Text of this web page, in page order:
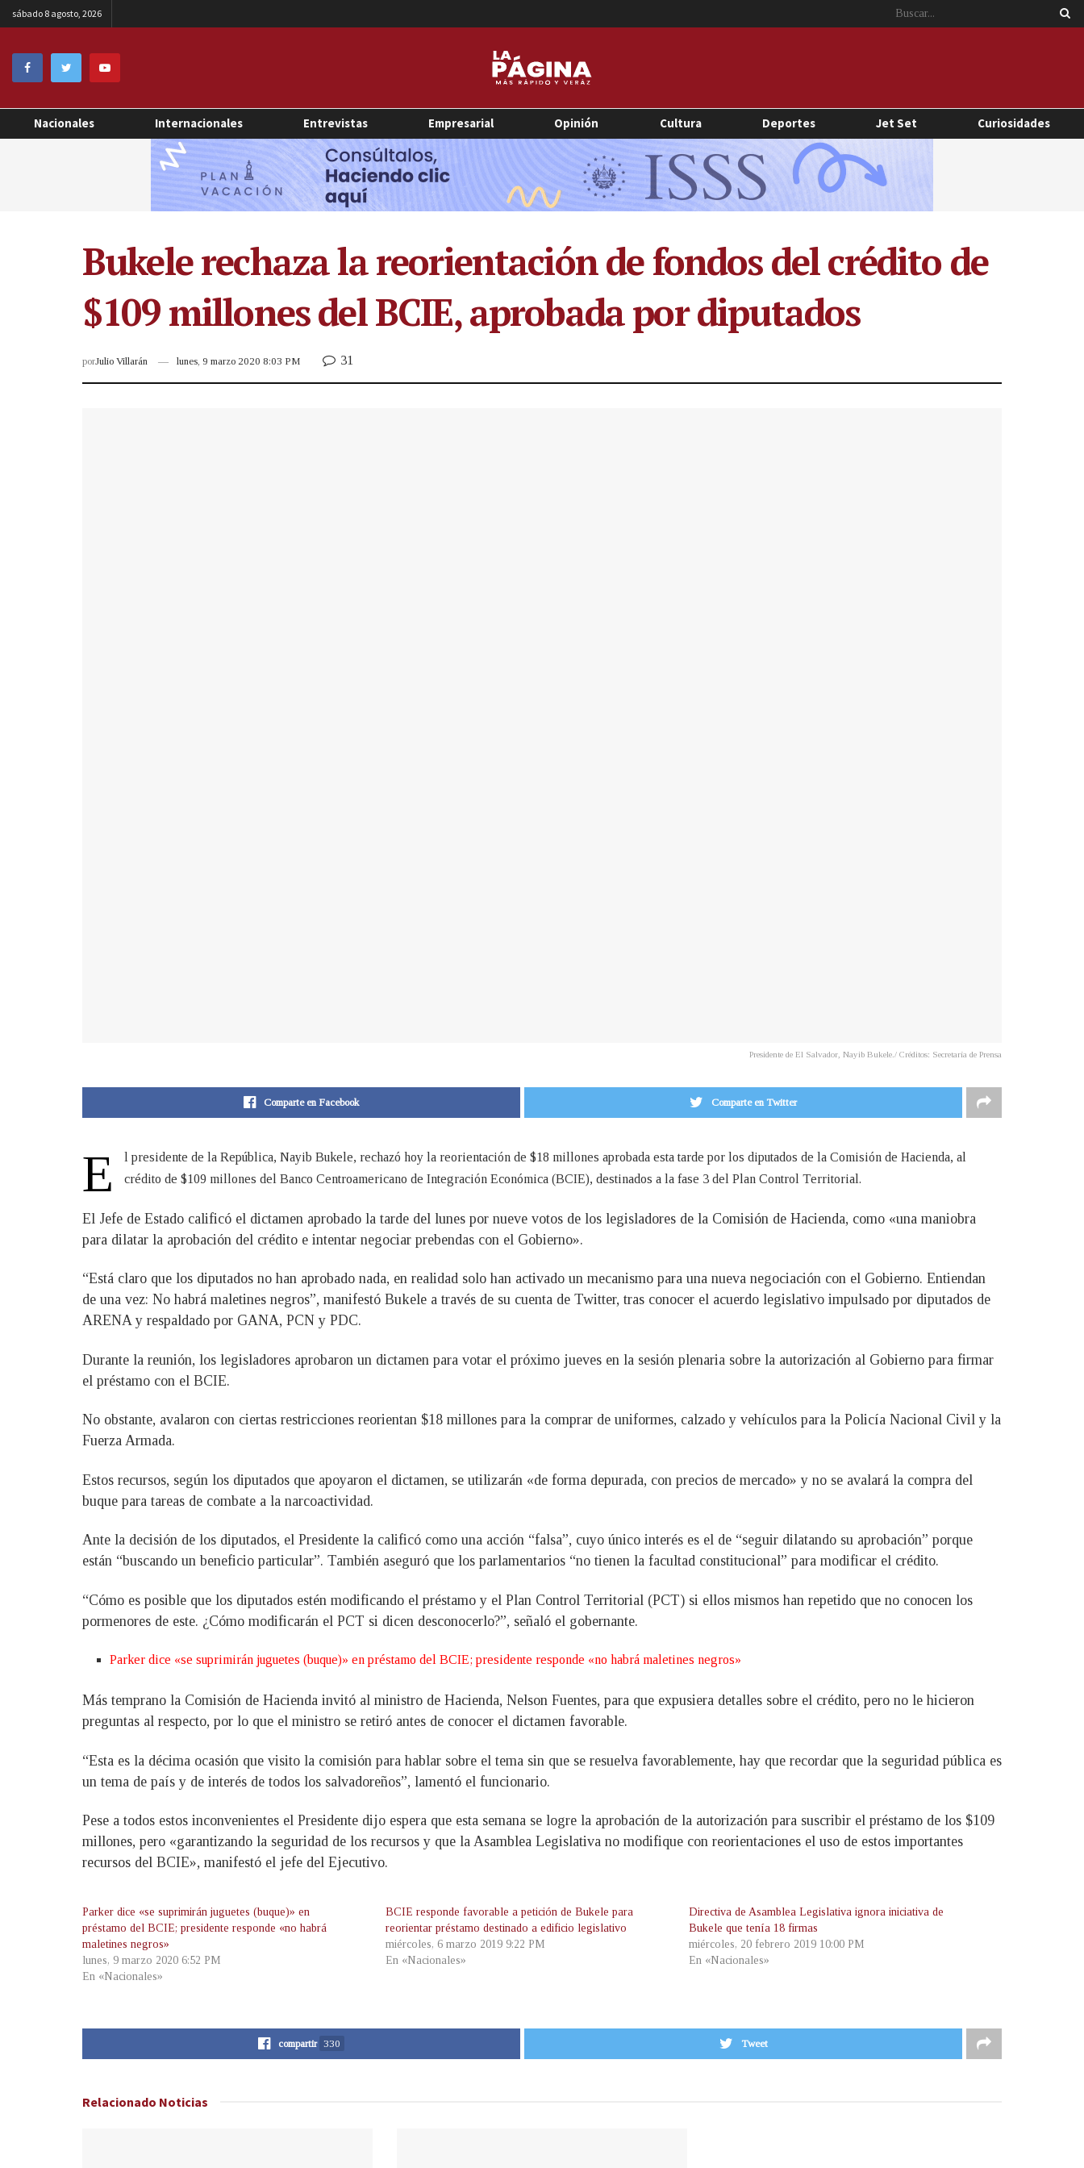
sábado 8 agosto, 2026
Nacionales Internacionales Entrevistas Empresarial Opinión Cultura Deportes Jet Set Curiosidades
Bukele rechaza la reorientación de fondos del crédito de
$109 millones del BCIE, aprobada por diputados
porJulio Villarán lunes, 9 marzo 2020 8:03 PM 31
Presidente de El Salvador, Nayib Bukele./ Créditos: Secretaría de Prensa
Comparte en Facebook Comparte en Twitter
E
​l presidente de la República, Nayib Bukele, rechazó hoy la reorientación de $18 millones aprobada esta tarde por los diputados de la Comisión de Hacienda, al
crédito de $109 millones del Banco Centroamericano de Integración Económica (BCIE), destinados a la fase 3 del Plan Control Territorial.
El Jefe de Estado calificó el dictamen aprobado la tarde del lunes por nueve votos de los legisladores de la Comisión de Hacienda, como «una maniobra
para dilatar la aprobación del crédito e intentar negociar prebendas con el Gobierno».
“Está claro que los diputados no han aprobado nada, en realidad solo han activado un mecanismo para una nueva negociación con el Gobierno. Entiendan
de una vez: No habrá maletines negros”, manifestó Bukele a través de su cuenta de Twitter, tras conocer el acuerdo legislativo impulsado por diputados de
ARENA y respaldado por GANA, PCN y PDC.
Durante la reunión, los legisladores aprobaron un dictamen para votar el próximo jueves en la sesión plenaria sobre la autorización al Gobierno para firmar
el préstamo con el BCIE.
No obstante, avalaron con ciertas restricciones reorientan $18 millones para la comprar de uniformes, calzado y vehículos para la Policía Nacional Civil y la
Fuerza Armada.
Estos recursos, según los diputados que apoyaron el dictamen, se utilizarán «de forma depurada, con precios de mercado» y no se avalará la compra del
buque para tareas de combate a la narcoactividad.
Ante la decisión de los diputados, el Presidente la calificó como una acción “falsa”, cuyo único interés es el de “seguir dilatando su aprobación” porque
están “buscando un beneficio particular”. También aseguró que los parlamentarios “no tienen la facultad constitucional” para modificar el crédito.
“Cómo es posible que los diputados estén modificando el préstamo y el Plan Control Territorial (PCT) si ellos mismos han repetido que no conocen los
pormenores de este. ¿Cómo modificarán el PCT si dicen desconocerlo?”, señaló el gobernante.
Parker dice «se suprimirán juguetes (buque)» en préstamo del BCIE; presidente responde «no habrá maletines negros»
Más temprano la Comisión de Hacienda invitó al ministro de Hacienda, Nelson Fuentes, para que expusiera detalles sobre el crédito, pero no le hicieron
preguntas al respecto, por lo que el ministro se retiró antes de conocer el dictamen favorable.
“Esta es la décima ocasión que visito la comisión para hablar sobre el tema sin que se resuelva favorablemente, hay que recordar que la seguridad pública es
un tema de país y de interés de todos los salvadoreños”, lamentó el funcionario.
Pese a todos estos inconvenientes el Presidente dijo espera que esta semana se logre la aprobación de la autorización para suscribir el préstamo de los $109
millones, pero «garantizando la seguridad de los recursos y que la Asamblea Legislativa no modifique con reorientaciones el uso de estos importantes
recursos del BCIE», manifestó el jefe del Ejecutivo.
Parker dice «se suprimirán juguetes (buque)» en
préstamo del BCIE; presidente responde «no habrá
maletines negros»
lunes, 9 marzo 2020 6:52 PM
En «Nacionales»
BCIE responde favorable a petición de Bukele para
reorientar préstamo destinado a edificio legislativo
miércoles, 6 marzo 2019 9:22 PM
En «Nacionales»
Directiva de Asamblea Legislativa ignora iniciativa de
Bukele que tenía 18 firmas
miércoles, 20 febrero 2019 10:00 PM
En «Nacionales»
compartir 330 Tweet
Relacionado Noticias